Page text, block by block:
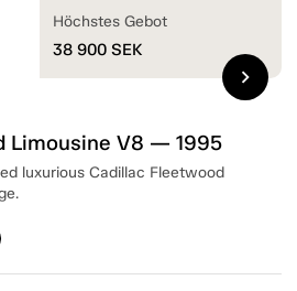
Limousine V8 — 1995
luxurious Cadillac Fleetwood
Höchstes Gebot
38 900 SEK
chevron_right